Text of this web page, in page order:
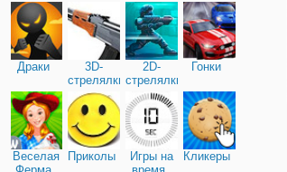
Драки
3D-
стрелялки
2D-
стрелялки
Гонки
Веселая
Приколы
Игры на
Кликеры